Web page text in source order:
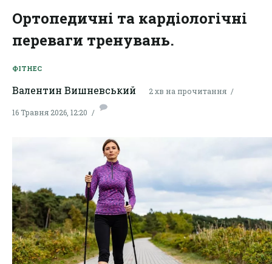
Ортопедичні та кардіологічні
переваги тренувань.
ФІТНЕС
Валентин Вишневський 2 хв на прочитання
16 Травня 2026, 12:20